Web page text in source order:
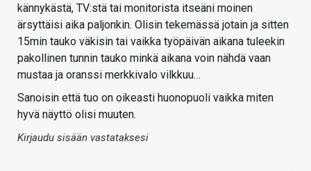
kännykästä, TV:stä tai monitorista itseäni moinen
ärsyttäisi aika paljonkin. Olisin tekemässä jotain ja sitten
15min tauko väkisin tai vaikka työpäivän aikana tuleekin
pakollinen tunnin tauko minkä aikana voin nähdä vaan
mustaa ja oranssi merkkivalo vilkkuu…
Sanoisin että tuo on oikeasti huonopuoli vaikka miten
hyvä näyttö olisi muuten.
Kirjaudu sisään vastataksesi